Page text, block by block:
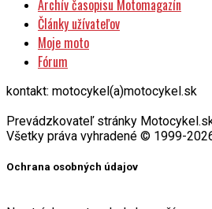
Archív časopisu Motomagazín
Články užívateľov
Moje moto
Fórum
kontakt: motocykel(a)motocykel.sk
Prevádzkovateľ stránky
Všetky práva vyhradené © 1999-
Ochrana osobných údajov